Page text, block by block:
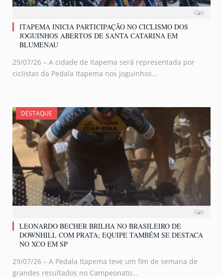
0
ITAPEMA INICIA PARTICIPAÇÃO NO CICLISMO DOS
JOGUINHOS ABERTOS DE SANTA CATARINA EM
BLUMENAU
29/07/26 – A cidade de Itapema será representada por
ciclistas da Pedala Itapema nos Joguinhos…
DESTAQUE
0
LEONARDO BECHER BRILHA NO BRASILEIRO DE
DOWNHILL COM PRATA; EQUIPE TAMBÉM SE DESTACA
NO XCO EM SP
29/07/26 – A Pedala Itapema teve um fim de semana de
grandes resultados no Campeonato…